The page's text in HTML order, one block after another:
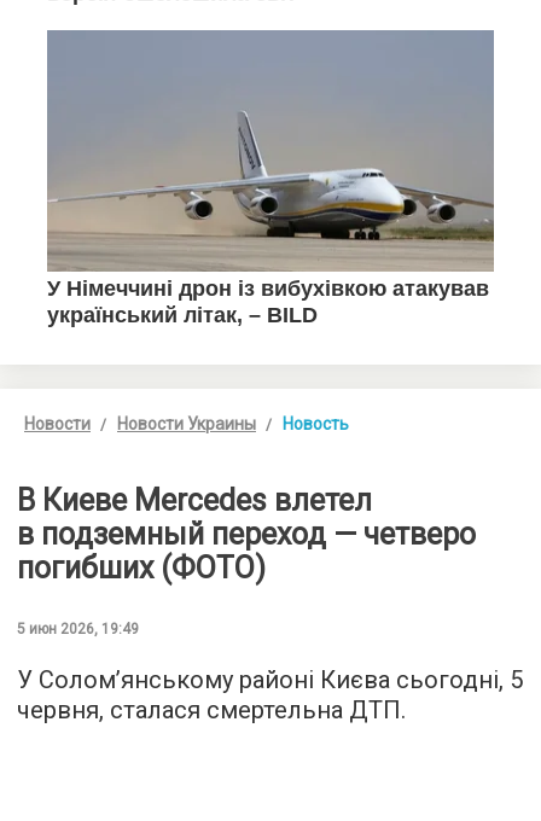
Новости Новости Украины Новость
В Киеве Mercedes влетел
в подземный переход — четверо
погибших (ФОТО)
5 июн 2026, 19:49
У Солом’янському районі Києва сьогодні, 5
червня, сталася смертельна ДТП.